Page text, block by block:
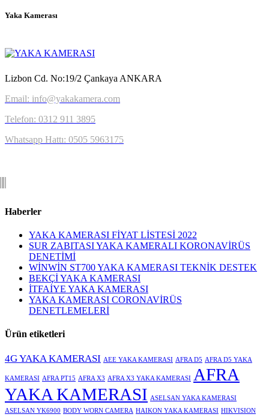
Yaka Kamerası
Lizbon Cd. No:19/2 Çankaya ANKARA
Email: info@yakakamera.com
Telefon: 0312 911 3895
Whatsapp Hattı: 0505 5963175
Haberler
YAKA KAMERASI FİYAT LİSTESİ 2022
SUR ZABITASI YAKA KAMERALI KORONAVİRÜS
DENETİMİ
WİNWİN ST700 YAKA KAMERASI TEKNİK DESTEK
BEKÇİ YAKA KAMERASI
İTFAİYE YAKA KAMERASI
YAKA KAMERASI CORONAVİRÜS
DENETLEMELERİ
Ürün etiketleri
4G YAKA KAMERASI AEE YAKA KAMERASI AFRA D5 AFRA D5 YAKA
KAMERASI AFRA PT15 AFRA X3 AFRA X3 YAKA KAMERASI AFRA
YAKA KAMERASI ASELSAN YAKA KAMERASI
ASELSAN YK6900 BODY WORN CAMERA HAIKON YAKA KAMERASI HIKVISION